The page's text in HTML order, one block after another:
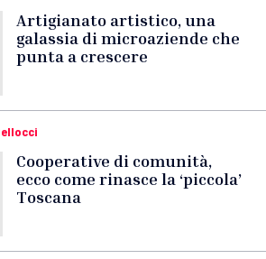
Artigianato artistico, una
galassia di microaziende che
punta a crescere
Cooperative di comunità,
ecco come rinasce la ‘piccola’
Toscana